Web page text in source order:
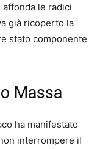
affonda le radici
già ricoperto la
stato componente
Massa
ha manifestato
interrompere il